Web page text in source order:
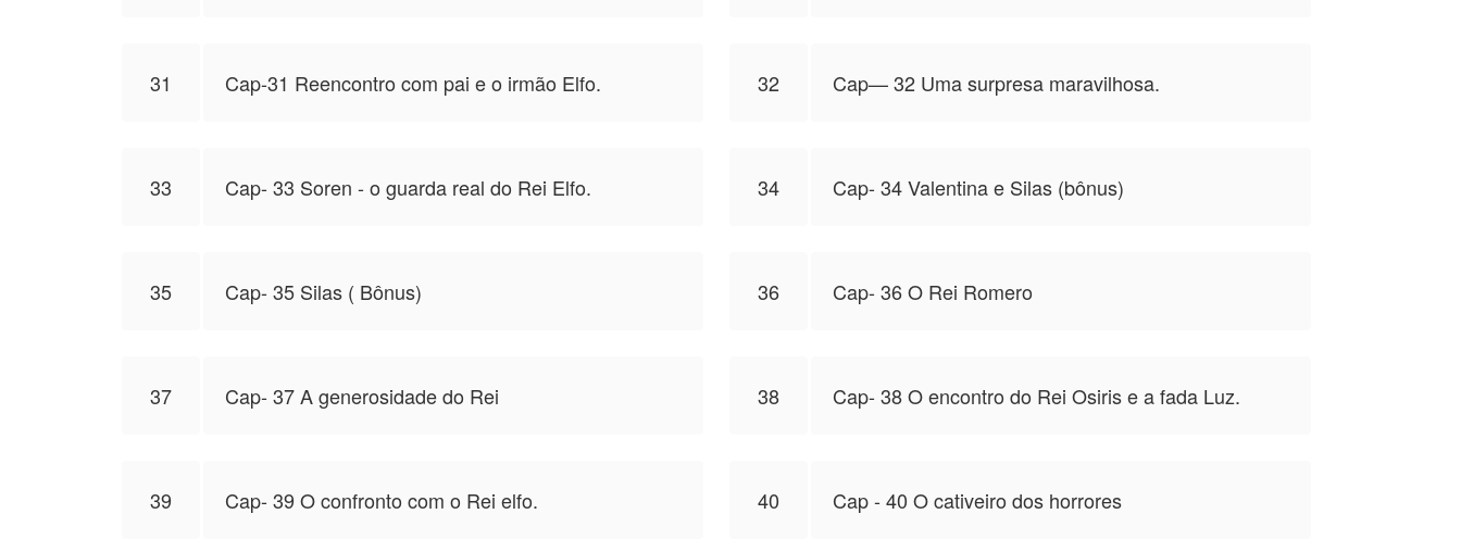
31 Cap-31 Reencontro com pai e o irmão Elfo. 32 Cap— 32 Uma surpresa maravilhosa.
33 Cap- 33 Soren - o guarda real do Rei Elfo. 34 Cap- 34 Valentina e Silas (bônus)
35 Cap- 35 Silas ( Bônus) 36 Cap- 36 O Rei Romero
37 Cap- 37 A generosidade do Rei 38 Cap- 38 O encontro do Rei Osiris e a fada Luz.
39 Cap- 39 O confronto com o Rei elfo. 40 Cap - 40 O cativeiro dos horrores